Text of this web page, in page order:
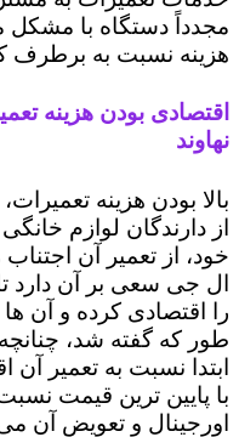
مجدداً دستگاه با
هزینه نسبت به برطرف
اقتصادی بودن هزینه
نهاوند
بالا بودن هزینه
از دارندگان لوازم
خود، از تعمیر آن
ال جی سعی بر آن دارد
را اقتصادی کرده و آن ها
طور که گفته شد،
ابتدا نسبت به تعمیر آن
با پایین ترین قیمت
اورجینال و تعویض آن